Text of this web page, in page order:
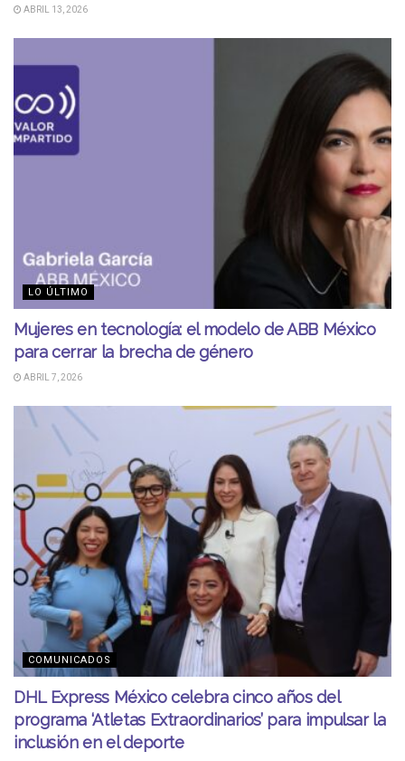
ABRIL 13, 2026
LO ÚLTIMO
Mujeres en tecnología: el modelo de ABB México
para cerrar la brecha de género
ABRIL 7, 2026
COMUNICADOS
DHL Express México celebra cinco años del
programa ‘Atletas Extraordinarios’ para impulsar la
inclusión en el deporte